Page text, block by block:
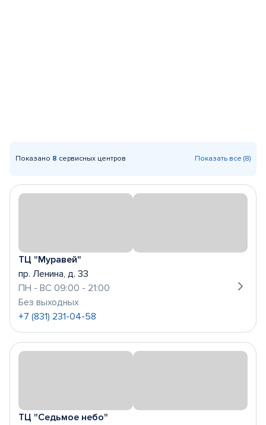
Показано 8 сервисных центров Показать все (8)
ТЦ "Муравей"
пр. Ленина, д. 33
ПН - ВС 09:00 - 21:00
Без выходных
+7 (831) 231-04-58
ТЦ "Седьмое небо"